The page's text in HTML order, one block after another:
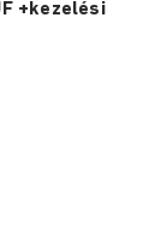
+kezelési